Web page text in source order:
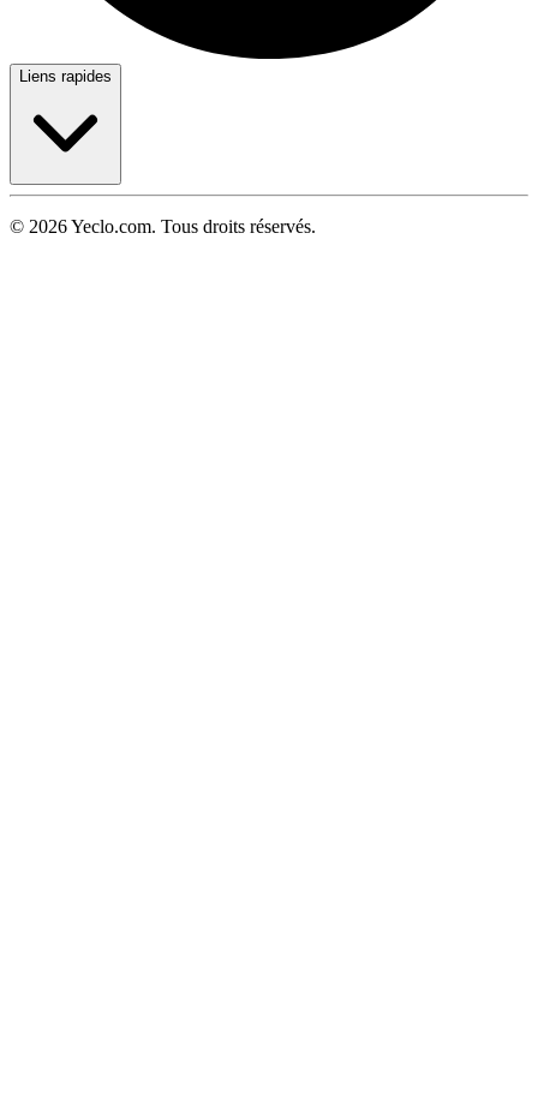
Liens rapides
© 2026 Yeclo.com. Tous droits réservés.